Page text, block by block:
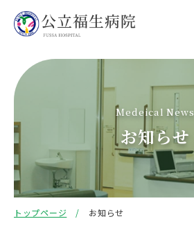
Medeical News
お知らせ
トップページ お知らせ